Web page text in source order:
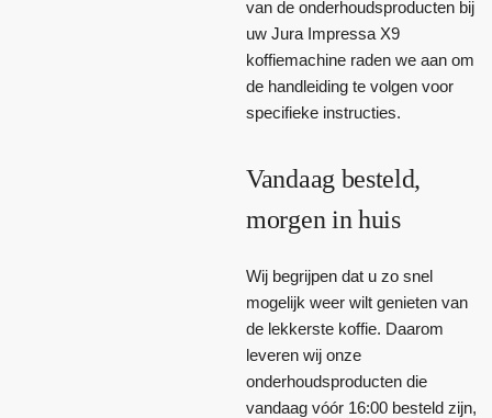
van de onderhoudsproducten bij
uw Jura Impressa X9
koffiemachine raden we aan om
de handleiding te volgen voor
specifieke instructies.
Vandaag besteld,
morgen in huis
Wij begrijpen dat u zo snel
mogelijk weer wilt genieten van
de lekkerste koffie. Daarom
leveren wij onze
onderhoudsproducten die
vandaag vóór 16:00 besteld zijn,